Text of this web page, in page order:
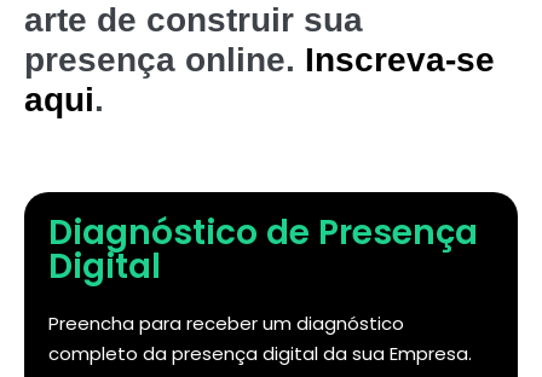
arte de construir sua
presença online. Inscreva-se
aqui.
Diagnóstico de Presença
Digital
Preencha para receber um diagnóstico
completo da presença digital da sua Empresa.